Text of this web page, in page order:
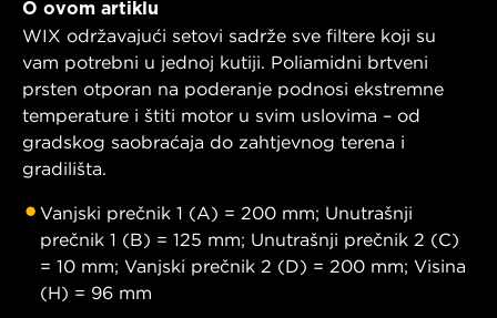
O ovom artiklu
WIX održavajući setovi sadrže sve filtere koji su
vam potrebni u jednoj kutiji. Poliamidni brtveni
prsten otporan na poderanje podnosi ekstremne
temperature i štiti motor u svim uslovima – od
gradskog saobraćaja do zahtjevnog terena i
gradilišta.
Vanjski prečnik 1 (A) = 200 mm; Unutrašnji
prečnik 1 (B) = 125 mm; Unutrašnji prečnik 2 (C)
= 10 mm; Vanjski prečnik 2 (D) = 200 mm; Visina
(H) = 96 mm